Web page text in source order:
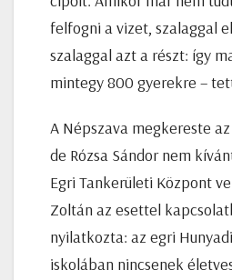
felfogni a vizet, szalaggal
szalaggal azt a részt: így
mintegy 800 gyerekre –
A Népszava megkereste
de Rózsa Sándor nem
Egri Tankerületi Központ
Zoltán az esettel
nyilatkozta: az egri
iskolában nincsenek